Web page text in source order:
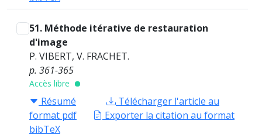
51. Méthode itérative de restauration
d'image
P. VIBERT, V. FRACHET.
p. 361-365
Accès libre
Résumé
Télécharger l'article au
format pdf
Exporter la citation au format
bibTeX